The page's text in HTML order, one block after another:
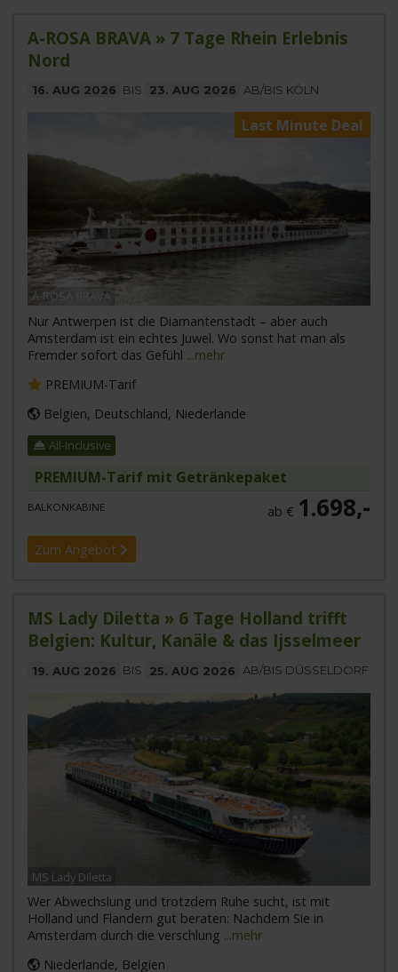
A-ROSA BRAVA » 7 Tage Rhein Erlebnis
Nord
16. AUG 2026 BIS 23. AUG 2026 AB/BIS KÖLN
Last Minute Deal
A-ROSA BRAVA
Nur Antwerpen ist die Diamantenstadt – aber auch
Amsterdam ist ein echtes Juwel. Wo sonst hat man als
Fremder sofort das Gefühl ...mehr
PREMIUM-Tarif
Belgien, Deutschland, Niederlande
All-Inclusive
PREMIUM-Tarif mit Getränkepaket
BALKONKABINE ab € 1.698,-
Zum Angebot
MS Lady Diletta » 6 Tage Holland trifft
Belgien: Kultur, Kanäle & das Ijsselmeer
19. AUG 2026 BIS 25. AUG 2026 AB/BIS DÜSSELDORF
MS Lady Diletta
Wer Abwechslung und trotzdem Ruhe sucht, ist mit
Holland und Flandern gut beraten: Nachdem Sie in
Amsterdam durch die verschlung ...mehr
Niederlande, Belgien